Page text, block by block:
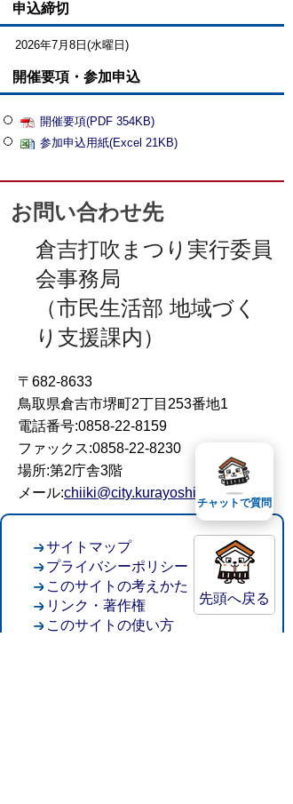
申込締切
2026年7月8日(水曜日)
開催要項・参加申込
開催要項(PDF 354KB)
参加申込用紙(Excel 21KB)
お問い合わせ先
倉吉打吹まつり実行委員
会事務局
（市民生活部 地域づく
り支援課内）
〒682-8633
鳥取県倉吉市堺町2丁目253番地1
電話番号:0858-22-8159
ファックス:0858-22-8230
場所:第2庁舎3階
メール:chiiki@city.kurayoshi.lg.jp
先頭へ戻る
サイトマップ
プライバシーポリシー
このサイトの考えかた
リンク・著作権
このサイトの使い方
チャットで質問